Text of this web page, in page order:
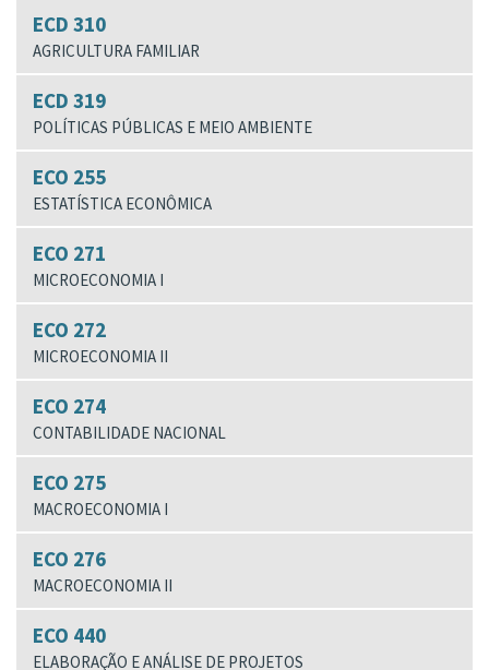
ECD 310
AGRICULTURA FAMILIAR
ECD 319
POLÍTICAS PÚBLICAS E MEIO AMBIENTE
ECO 255
ESTATÍSTICA ECONÔMICA
ECO 271
MICROECONOMIA I
ECO 272
MICROECONOMIA II
ECO 274
CONTABILIDADE NACIONAL
ECO 275
MACROECONOMIA I
ECO 276
MACROECONOMIA II
ECO 440
ELABORAÇÃO E ANÁLISE DE PROJETOS